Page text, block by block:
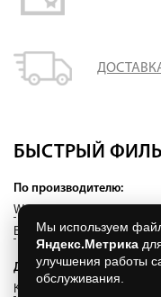
БЫСТРЫЙ
По производителю:
WesterWaelder
Ecoclinker(0) Exagres
Другое:
Клинкерная керамика
Мы используем
Яндекс.Метрика
улучшения работы
обслуживания.